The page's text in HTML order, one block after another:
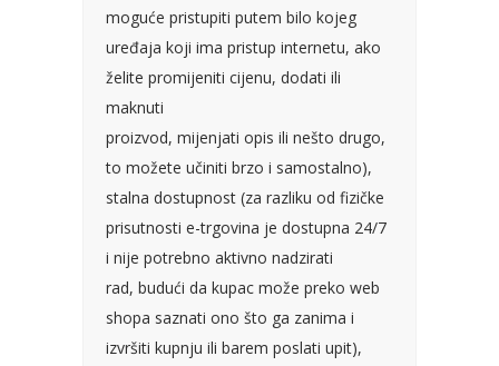
moguće pristupiti putem bilo kojeg
uređaja koji ima pristup internetu, ako
želite promijeniti cijenu, dodati ili
maknuti
proizvod, mijenjati opis ili nešto drugo,
to možete učiniti brzo i samostalno),
stalna dostupnost (za razliku od fizičke
prisutnosti e-trgovina je dostupna 24/7
i nije potrebno aktivno nadzirati
rad, budući da kupac može preko web
shopa saznati ono što ga zanima i
izvršiti kupnju ili barem poslati upit),